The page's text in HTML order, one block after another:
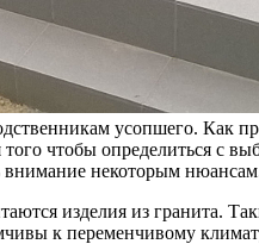
усопшего. Как
того чтобы определиться
внимание некоторым
изделия из гранита.
к переменчивому